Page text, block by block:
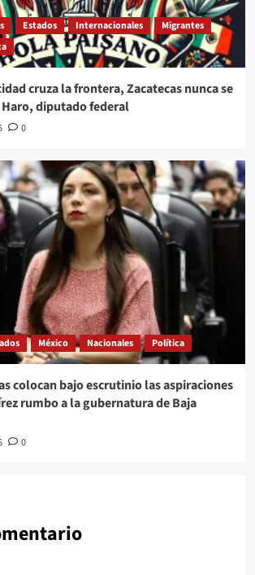
Estados Internacionales
Migrantes
cruza la frontera, Zacatecas nunca se
diputado federal
0
México Nacionales Política
colocan bajo escrutinio las aspiraciones
rumbo a la gubernatura de Baja
0